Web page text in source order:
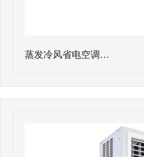
蒸发冷风省电空调…